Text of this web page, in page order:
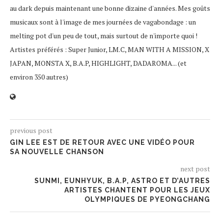
au dark depuis maintenant une bonne dizaine d'années. Mes goûts
musicaux sont à l'image de mes journées de vagabondage : un
melting pot d'un peu de tout, mais surtout de n'importe quoi !
Artistes préférés : Super Junior, LM.C, MAN WITH A MISSION, X
JAPAN, MONSTA X, B.A.P, HIGHLIGHT, DADAROMA... (et
environ 350 autres)
previous post
GIN LEE EST DE RETOUR AVEC UNE VIDÉO POUR
SA NOUVELLE CHANSON
next post
SUNMI, EUNHYUK, B.A.P, ASTRO ET D’AUTRES
ARTISTES CHANTENT POUR LES JEUX
OLYMPIQUES DE PYEONGCHANG